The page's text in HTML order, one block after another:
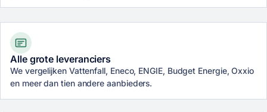
Alle grote leveranciers
We vergelijken Vattenfall, Eneco, ENGIE, Budget Energie, Oxxio
en meer dan tien andere aanbieders.